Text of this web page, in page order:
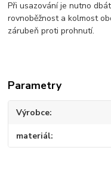
Při usazování je nutno
rovnoběžnost a kolmost
zárubeň proti prohnutí.
Parametry
Výrobce
materiál